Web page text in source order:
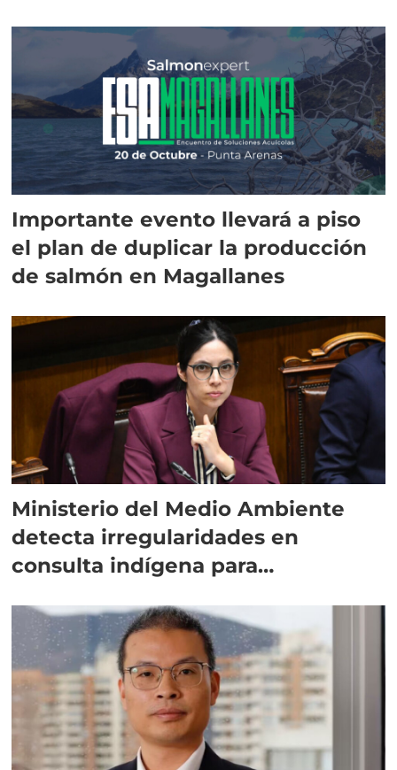
Importante evento llevará a piso
el plan de duplicar la producción
de salmón en Magallanes
Ministerio del Medio Ambiente
detecta irregularidades en
consulta indígena para